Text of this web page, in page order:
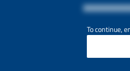
To continue,